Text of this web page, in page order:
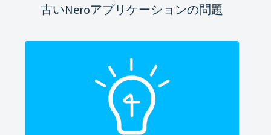
古いNeroアプリケーションの問題